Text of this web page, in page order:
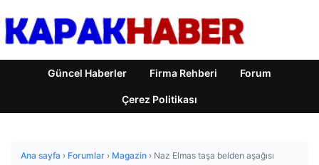
Güncel Haberler Firma Rehberi Forum
Çerez Politikası
Ana sayfa › Forumlar › Magazin › Naz Elmas taşa belden aşağısı